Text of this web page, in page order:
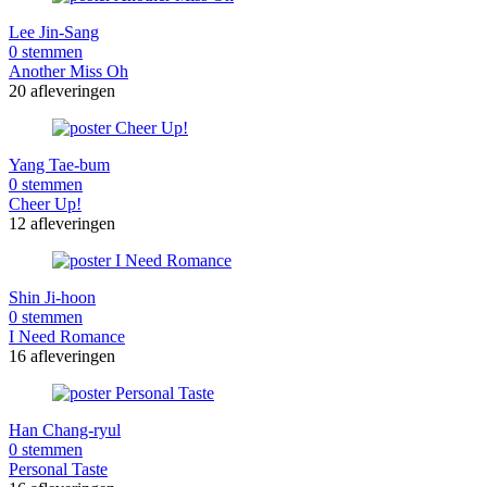
Lee Jin-Sang
0 stemmen
Another Miss Oh
20 afleveringen
Yang Tae-bum
0 stemmen
Cheer Up!
12 afleveringen
Shin Ji-hoon
0 stemmen
I Need Romance
16 afleveringen
Han Chang-ryul
0 stemmen
Personal Taste